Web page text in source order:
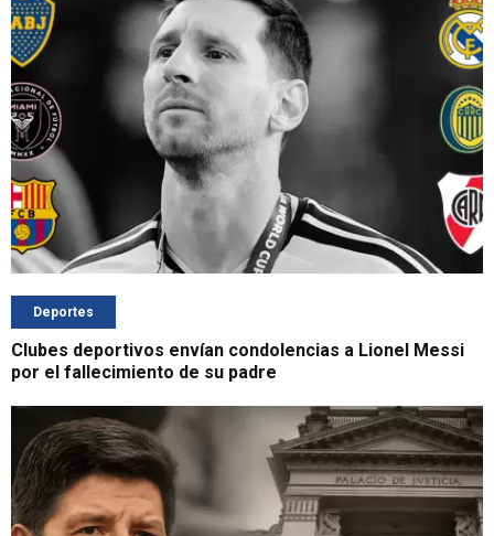
Deportes
Clubes deportivos envían condolencias a Lionel Messi
por el fallecimiento de su padre